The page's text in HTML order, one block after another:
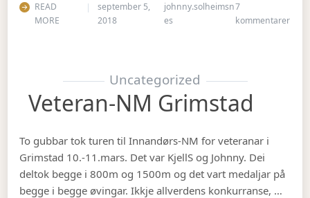
READ
MORE
september 5,
2018
johnny.solheimsn
es
7
kommentarertil
Uncategorized
Veteran-NM Grimstad
To gubbar tok turen til Innandørs-NM for veteranar i
Grimstad 10.-11.mars. Det var KjellS og Johnny. Dei
deltok begge i 800m og 1500m og det vart medaljar på
begge i begge øvingar. Ikkje allverdens konkurranse, …